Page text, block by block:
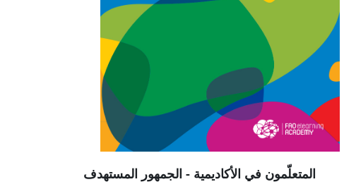
المتعلّمون في الأكاديمية - الجمهور المستهدف